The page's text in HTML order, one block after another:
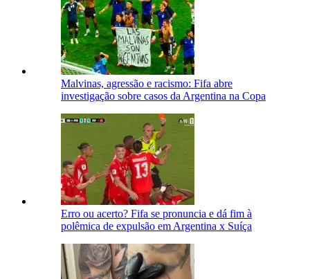
Malvinas, agressão e racismo: Fifa abre
investigação sobre casos da Argentina na Copa
Erro ou acerto? Fifa se pronuncia e dá fim à
polêmica de expulsão em Argentina x Suíça